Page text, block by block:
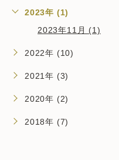
2023年 (1)
2023年11月 (1)
2022年 (10)
2021年 (3)
2020年 (2)
2018年 (7)